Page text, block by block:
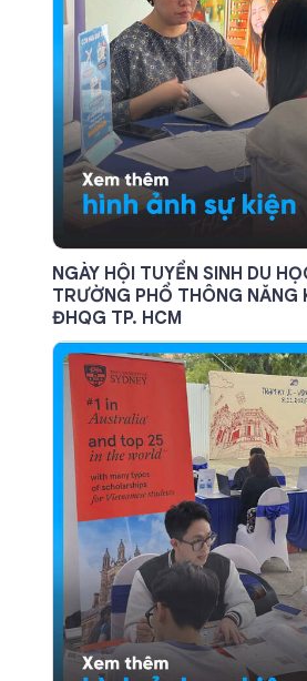
NGÀY HỘI TUYỂN SINH DU
TRƯỜNG PHỔ THÔNG NĂNG
ĐHQG TP. HCM